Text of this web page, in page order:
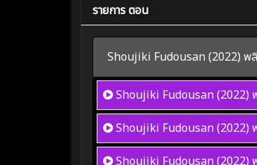
รายการ ตอน
Shoujiki Fudousan (2022) พ
Shoujiki Fudousan (2022)
Shoujiki Fudousan (2022)
Shoujiki Fudousan (2022)